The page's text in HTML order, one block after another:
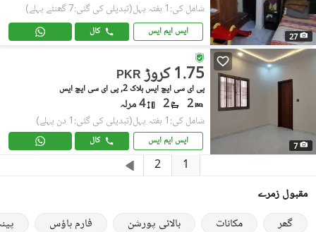
27
شامل کی:1 ہفتہ پہل (تبدیلی کی گئی:7 گھنٹے پہلے)
ایس ایم ایس کال
7
PKR 1.75 کروڑ
پی ای سی ایچ ایس بلاک 2, پی ای سی ایچ ایس
2
2 4 مرلہ
شامل کی:1 ہفتہ پہل (تبدیلی کی گئی:1 دن پہلے)
ایس ایم ایس کال
1
2
مقبول زمرے
گھر
مکانات بالائی پورشن فارم ہاؤس